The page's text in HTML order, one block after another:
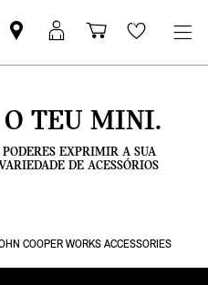
Pesquisar
parceiro
Iniciar
sessão
Carrinho
de
Wishlist
TEU MINI.
EXPRIMIR A SUA
DE ACESSÓRIOS
COOPER WORKS ACCESSORIES